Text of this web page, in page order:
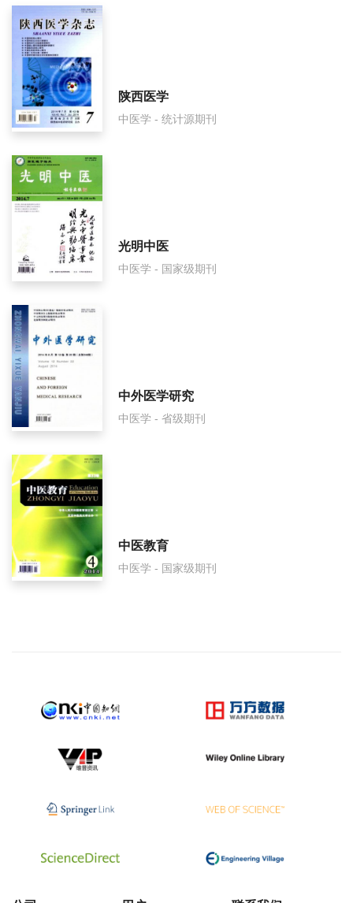
内蒙古中医药审稿要多久？
内蒙古中医药是国家级期刊吗？
陕西医学
中医学 - 统计源期刊
光明中医
中医学 - 国家级期刊
中外医学研究
中医学 - 省级期刊
中医教育
中医学 - 国家级期刊